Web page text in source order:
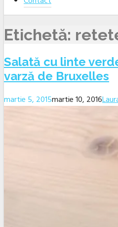
Etichetă:
Salată cu linte
varză de Bruxelles
martie 5, 2015martie 10, 2016